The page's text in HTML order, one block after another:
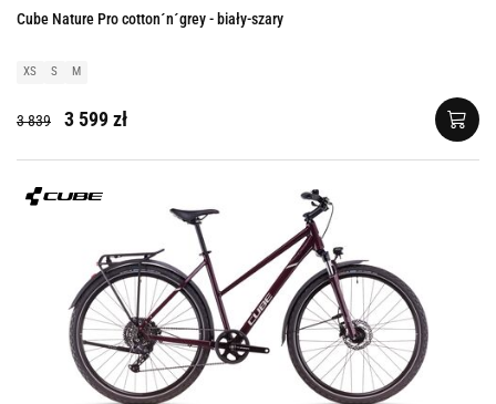
Cube Nature Pro cotton´n´grey - biały-szary
XS S M
3 839 3 599 zł